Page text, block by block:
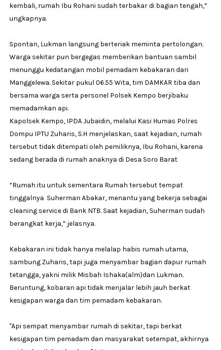
kembali, rumah Ibu Rohani sudah terbakar di bagian tengah,”
ungkapnya.
Spontan, Lukman langsung berteriak meminta pertolongan.
Warga sekitar pun bergegas memberikan bantuan sambil
menunggu kedatangan mobil pemadam kebakaran dari
Manggelewa. Sekitar pukul 06.55 Wita, tim DAMKAR tiba dan
bersama warga serta personel Polsek Kempo berjibaku
memadamkan api.
Kapolsek Kempo, IPDA Jubaidin, melalui Kasi Humas Polres
Dompu IPTU Zuharis, S.H menjelaskan, saat kejadian, rumah
tersebut tidak ditempati oleh pemiliknya, Ibu Rohani, karena
sedang berada di rumah anaknya di Desa Soro Barat
“Rumah itu untuk sementara Rumah tersebut tempat
tinggalnya Suherman Abakar, menantu yang bekerja sebagai
cleaning service di Bank NTB. Saat kejadian, Suherman sudah
berangkat kerja,” jelasnya.
Kebakaran ini tidak hanya melalap habis rumah utama,
sambung Zuharis, tapi juga menyambar bagian dapur rumah
tetangga, yakni milik Misbah Ishaka(alm)dan Lukman.
Beruntung, kobaran api tidak menjalar lebih jauh berkat
kesigapan warga dan tim pemadam kebakaran.
"Api sempat menyambar rumah di sekitar, tapi berkat
kesigapan tim pemadam dan masyarakat setempat, akhirnya